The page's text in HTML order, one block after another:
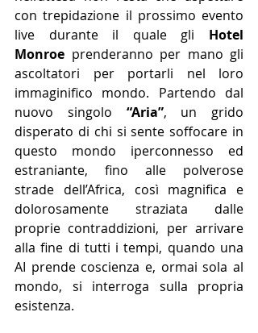
con trepidazione il prossimo evento
live durante il quale gli Hotel
Monroe prenderanno per mano gli
ascoltatori per portarli nel loro
immaginifico mondo. Partendo dal
nuovo singolo “Aria”, un grido
disperato di chi si sente soffocare in
questo mondo iperconnesso ed
estraniante, fino alle polverose
strade dell’Africa, così magnifica e
dolorosamente straziata dalle
proprie contraddizioni, per arrivare
alla fine di tutti i tempi, quando una
AI prende coscienza e, ormai sola al
mondo, si interroga sulla propria
esistenza.